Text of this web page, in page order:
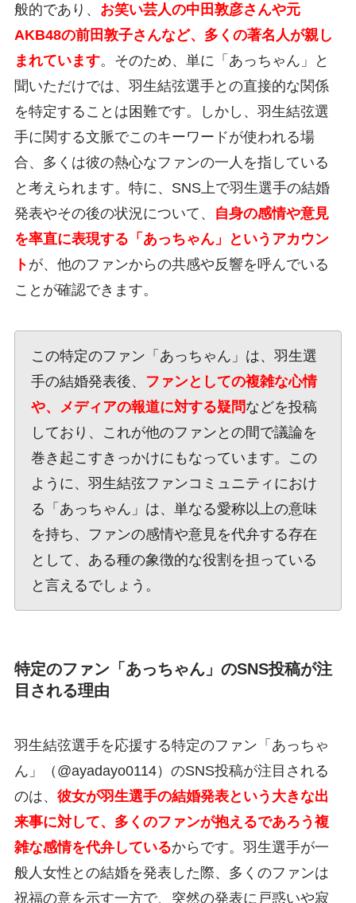
般的であり、 お笑い芸人の中田敦彦さんや元
AKB48の前田敦子さんなど、多くの著名人が親し
まれています。そのため、単に「あっちゃん」と
聞いただけでは、羽生結弦選手との直接的な関係
を特定することは困難です。しかし、羽生結弦選
手に関する文脈でこのキーワードが使われる場
合、多くは彼の熱心なファンの一人を指している
と考えられます。特に、SNS上で羽生選手の結婚
発表やその後の状況について、
自身の感情や意見
を率直に表現する「あっちゃん」というアカウン
ト が、他のファンからの共感や反響を呼んでいる
ことが確認できます。
この特定のファン「あっちゃん」は、羽生選
手の結婚発表後、
ファンとしての複雑な心情
や、メディアの報道に対する疑問などを投稿
しており、これが他のファンとの間で議論を
巻き起こすきっかけにもなっています。この
ように、羽生結弦ファンコミュニティにおけ
る「あっちゃん」は、単なる愛称以上の意味
を持ち、ファンの感情や意見を代弁する存在
として、ある種の象徴的な役割を担っている
と言えるでしょう。
特定のファン「あっちゃん」のSNS投稿が注
目される理由
羽生結弦選手を応援する特定のファン「あっちゃ
ん」（@ayadayo0114）のSNS投稿が注目される
のは、 彼女が羽生選手の結婚発表という大きな出
来事に対して、多くのファンが抱えるであろう複
雑な感情を代弁しているからです。羽生選手が一
般人女性との結婚を発表した際、多くのファンは
祝福の意を示す一方で、突然の発表に戸惑いや寂